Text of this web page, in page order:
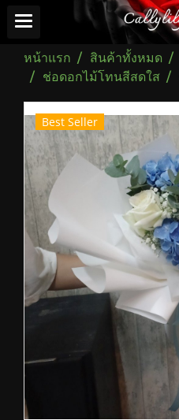
หน้าแรก สินค้าทั้งหมด
ช่อดอกไม้โทนสีสดใส
Best Seller